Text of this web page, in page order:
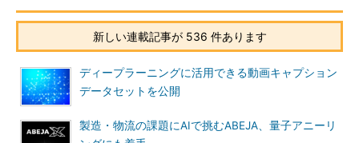
新しい連載記事が 536 件あります
ディープラーニングに活用できる動画キャプション
データセットを公開
製造・物流の課題にAIで挑むABEJA、量子アニーリ